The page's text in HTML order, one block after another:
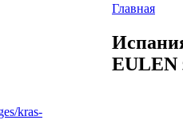
Главная
EULEN